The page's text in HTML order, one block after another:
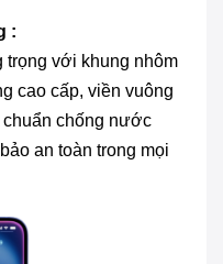
:
trọng với khung nhôm
cao cấp, viền vuông
chuẩn chống nước
an toàn trong mọi